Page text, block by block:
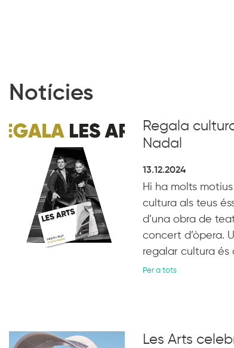
Notícies
Regala
Nadal
13.12.2024
Hi ha molts
cultura als teus
d’una obra de
concert d’òpera.
regalar cultura és
Per a tots
Les Arts